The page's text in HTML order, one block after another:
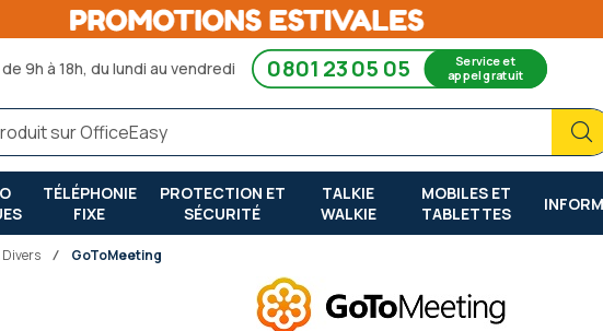
9h à 18h, du lundi au vendredi 0801 23 05 05 Service et
appel gratuit
TÉLÉPHONIE
FIXE
PROTECTION ET
SÉCURITÉ
TALKIE
WALKIE
MOBILES ET
TABLETTES
Divers GoToMeeting